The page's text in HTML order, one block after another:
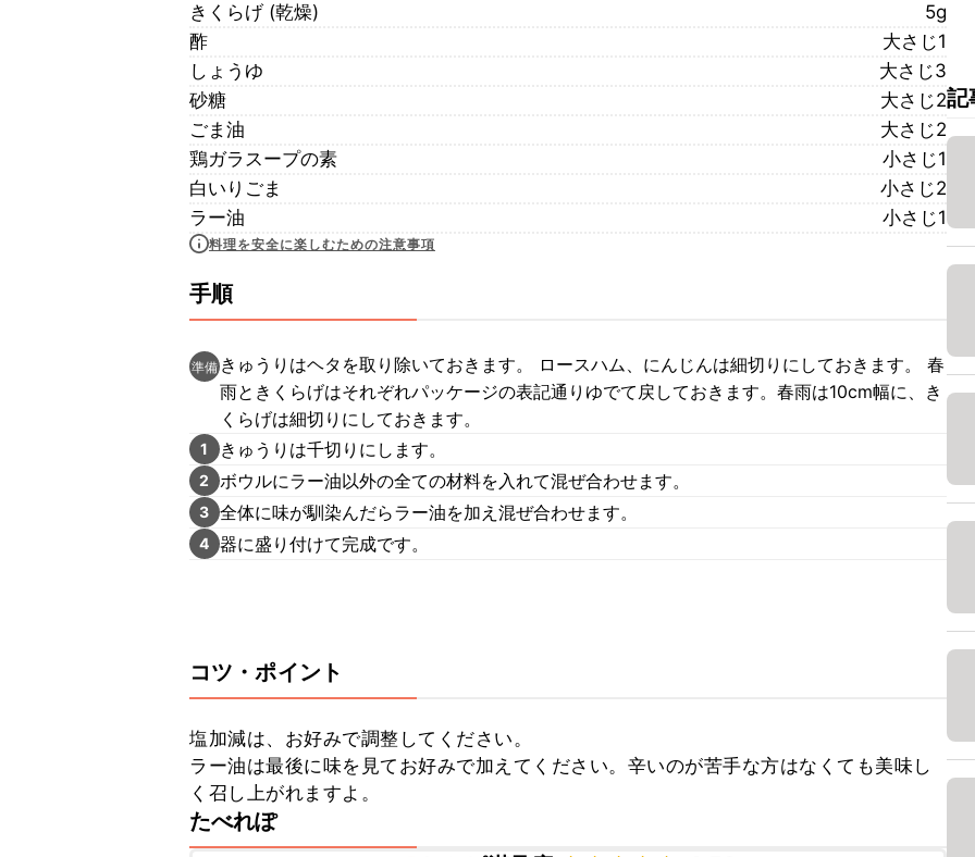
きくらげ (乾燥)
5g
酢
大さじ1
しょうゆ
大さじ3
砂糖
大さじ2
ごま油
大さじ2
鶏ガラスープの素
小さじ1
白いりごま
小さじ2
ラー油
小さじ1
料理を安全に楽しむための注意事項
手順
準備 きゅうりはヘタを取り除いておきます。 ロースハム、にんじんは細切りにしておきます。 春
雨ときくらげはそれぞれパッケージの表記通りゆでて戻しておきます。春雨は10cm幅に、き
くらげは細切りにしておきます。
1 きゅうりは千切りにします。
2 ボウルにラー油以外の全ての材料を入れて混ぜ合わせます。
3 全体に味が馴染んだらラー油を加え混ぜ合わせます。
4 器に盛り付けて完成です。
コツ・ポイント
塩加減は、お好みで調整してください。
ラー油は最後に味を見てお好みで加えてください。辛いのが苦手な方はなくても美味し
く召し上がれますよ。
たべれぽ
記